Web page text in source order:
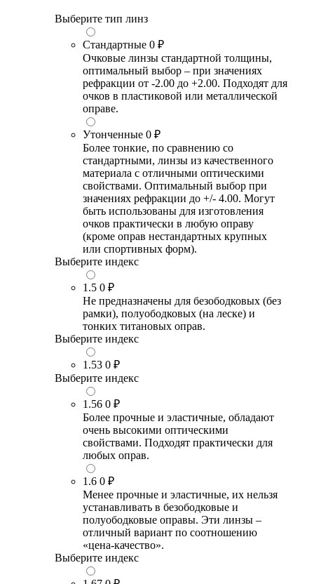
Выберите тип линз
Стандартные 0 ₽
Очковые линзы стандартной толщины,
оптимальный выбор – при значениях
рефракции от -2.00 до +2.00. Подходят для
очков в пластиковой или металлической
оправе.
Утонченные 0 ₽
Более тонкие, по сравнению со
стандартными, линзы из качественного
материала с отличными оптическими
свойствами. Оптимальный выбор при
значениях рефракции до +/- 4.00. Могут
быть использованы для изготовления
очков практически в любую оправу
(кроме оправ нестандартных крупных
или спортивных форм).
Выберите индекс
1.5 0 ₽
Не предназначены для безободковых (без
рамки), полуободковых (на леске) и
тонких титановых оправ.
Выберите индекс
1.53 0 ₽
Выберите индекс
1.56 0 ₽
Более прочные и эластичные, обладают
очень высокими оптическими
свойствами. Подходят практически для
любых оправ.
1.6 0 ₽
Менее прочные и эластичные, их нельзя
устанавливать в безободковые и
полуободковые оправы. Эти линзы –
отличный вариант по соотношению
«цена-качество».
Выберите индекс